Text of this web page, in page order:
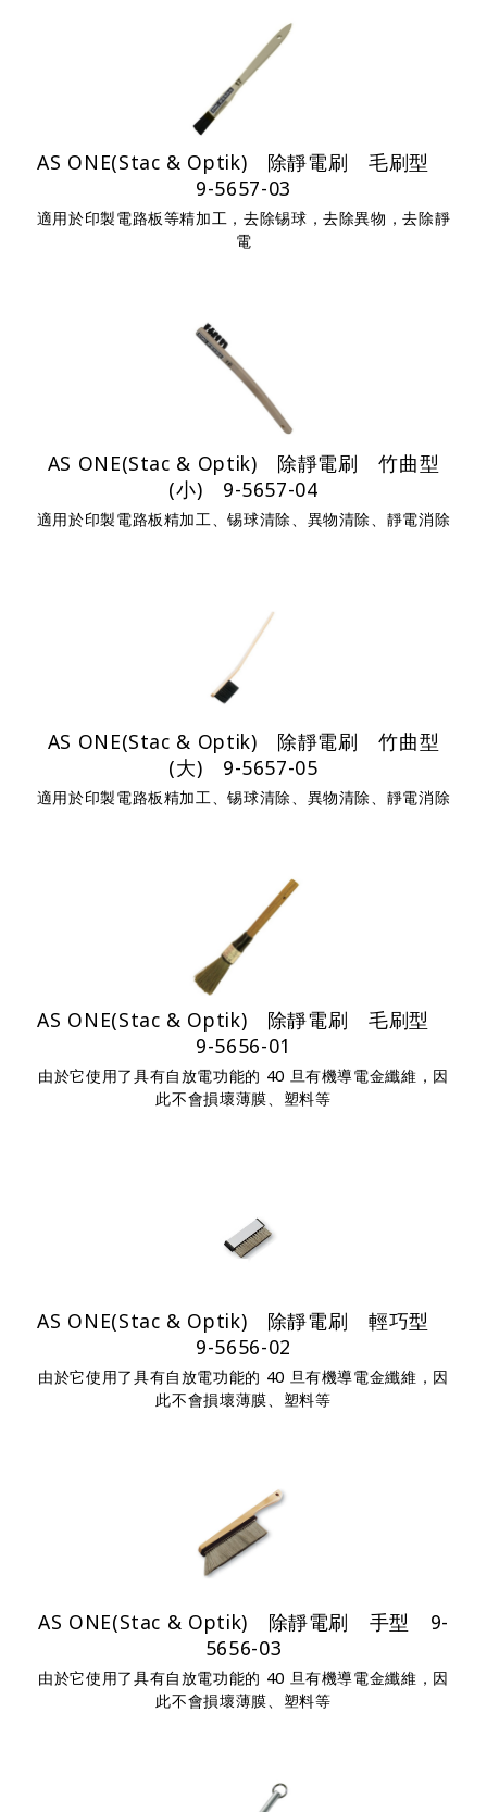
AS ONE(Stac & Optik) 除靜電刷 毛刷型
9-5657-03
適用於印製電路板等精加工，去除锡球，去除異物，去除靜
電
AS ONE(Stac & Optik) 除靜電刷 竹曲型
(小) 9-5657-04
適用於印製電路板精加工、锡球清除、異物清除、靜電消除
AS ONE(Stac & Optik) 除靜電刷 竹曲型
(大) 9-5657-05
適用於印製電路板精加工、锡球清除、異物清除、靜電消除
AS ONE(Stac & Optik) 除靜電刷 毛刷型
9-5656-01
由於它使用了具有自放電功能的 40 旦有機導電金纖維，因
此不會損壞薄膜、塑料等
AS ONE(Stac & Optik) 除靜電刷 輕巧型
9-5656-02
由於它使用了具有自放電功能的 40 旦有機導電金纖維，因
此不會損壞薄膜、塑料等
AS ONE(Stac & Optik) 除靜電刷 手型 9-
5656-03
由於它使用了具有自放電功能的 40 旦有機導電金纖維，因
此不會損壞薄膜、塑料等